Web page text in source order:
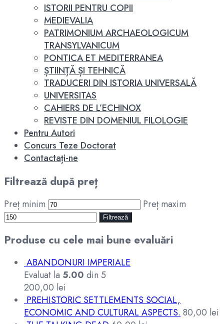
ISTORII PENTRU COPII
MEDIEVALIA
PATRIMONIUM ARCHAEOLOGICUM
TRANSYLVANICUM
PONTICA ET MEDITERRANEA
ȘTIINȚĂ ȘI TEHNICĂ
TRADUCERI DIN ISTORIA UNIVERSALĂ
UNIVERSITAS
CAHIERS DE L’ECHINOX
REVISTE DIN DOMENIUL FILOLOGIE
Pentru Autori
Concurs Teze Doctorat
Contactați-ne
Filtrează după preț
Preț minim Preț maxim
Filtrează
Produse cu cele mai bune evaluări
ABANDONURI IMPERIALE
Evaluat la 5.00 din 5
200,00 lei
PREHISTORIC SETTLEMENTS SOCIAL,
ECONOMIC AND CULTURAL ASPECTS. 80,00 lei